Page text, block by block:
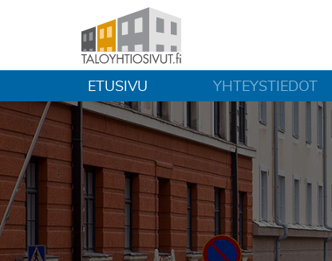
ETUSIVU YHTEYSTIEDOT